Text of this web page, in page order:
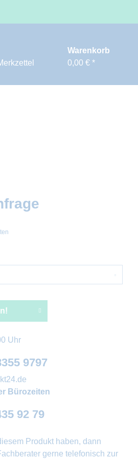
Warenkorb
0,00 € *
Uhr
9797
Bürozeiten
92 79
Produkt haben, dann
gerne telefonisch zur